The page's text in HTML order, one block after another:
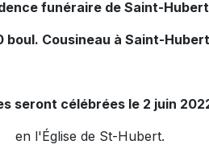
funéraire de Saint-Hubert
boul. Cousineau à Saint-Hubert
seront célébrées le 2 juin
en l'Église de St-Hubert.